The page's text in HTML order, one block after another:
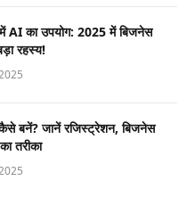
में AI का उपयोग: 2025 में बिजनेस
रहस्य!
बनें? जानें रजिस्ट्रेशन, बिजनेस
तरीका